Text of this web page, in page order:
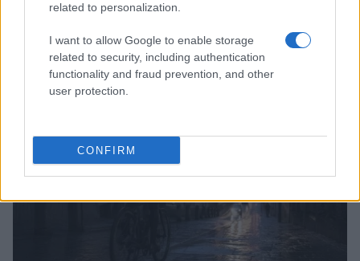
related to personalization.
I want to allow Google to enable storage
related to security, including authentication
functionality and fraud prevention, and other
user protection.
CONFIRM
Pieve Comics 2026: tutto ciò che devi sapere
sull’evento nerd di Perugia
Andrea Conforti · 6 Ago 2026
NERD NEWS